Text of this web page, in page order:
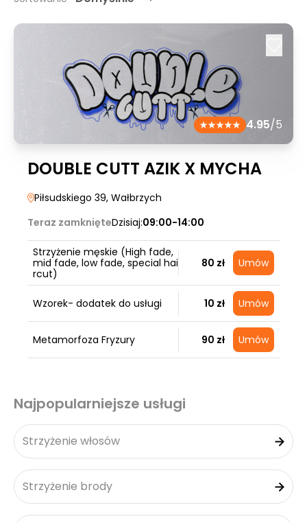
4.95/5
DOUBLE CUTT AZIK X MYCHA
Piłsudskiego 39, Wałbrzych
Teraz zamknięteDzisiaj:09:00-14:00
Strzyżenie męskie (High fade,
mid fade, low fade, special hai
rcut)
80 zł Umów
Wzorek- dodatek do usługi 10 zł Umów
Metamorfoza Fryzury 90 zł Umów
Najpopularniejsze usługi
Strzyżenie włosów
Strzyżenie brody